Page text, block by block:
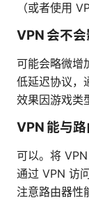
（或者使用
VPN 会不会
可能会略微增
低延迟协议，
效果因游戏类
VPN 能与路
可以。将
通过 VPN 访
注意路由器性